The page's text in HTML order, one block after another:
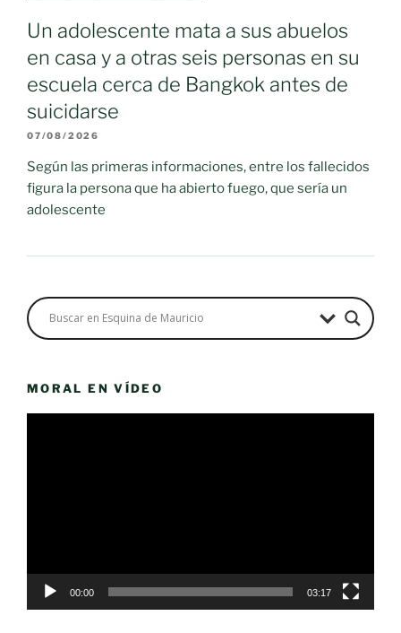
Un adolescente mata a sus abuelos
en casa y a otras seis personas en su
escuela cerca de Bangkok antes de
suicidarse
07/08/2026
Según las primeras informaciones, entre los fallecidos
figura la persona que ha abierto fuego, que sería un
adolescente
MORAL EN VÍDEO
00:00 03:17